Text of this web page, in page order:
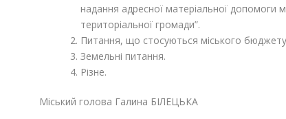
надання адресної матеріальної допомоги
територіальної громади”.
Питання, що стосуються міського
Земельні питання.
Різне.
Міський голова Галина БІЛЕЦЬКА